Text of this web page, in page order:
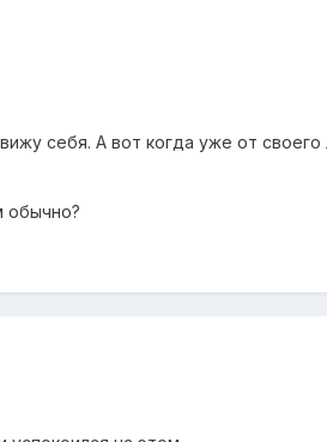
себя. А вот когда уже от своего
обычно?